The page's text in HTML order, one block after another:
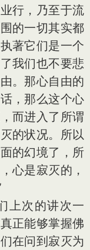
行，乃至于流
的一切其实都
著它们是一个
我们也不要悲
。那心自由的
，那么这个心
而进入了所谓
的状况。所以
的幻境了，所
心是寂灭的，
上次的讲次一
正能够掌握佛
在问到寂灭为